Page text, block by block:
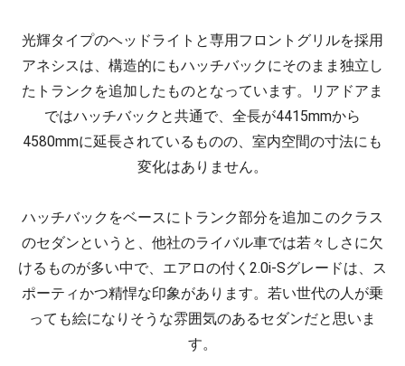
光輝タイプのヘッドライトと専用フロントグリルを採用
アネシスは、構造的にもハッチバックにそのまま独立し
たトランクを追加したものとなっています。リアドアま
ではハッチバックと共通で、全長が4415mmから
4580mmに延長されているものの、室内空間の寸法にも
変化はありません。
ハッチバックをベースにトランク部分を追加このクラス
のセダンというと、他社のライバル車では若々しさに欠
けるものが多い中で、エアロの付く2.0i-Sグレードは、ス
ポーティかつ精悍な印象があります。若い世代の人が乗
っても絵になりそうな雰囲気のあるセダンだと思いま
す。